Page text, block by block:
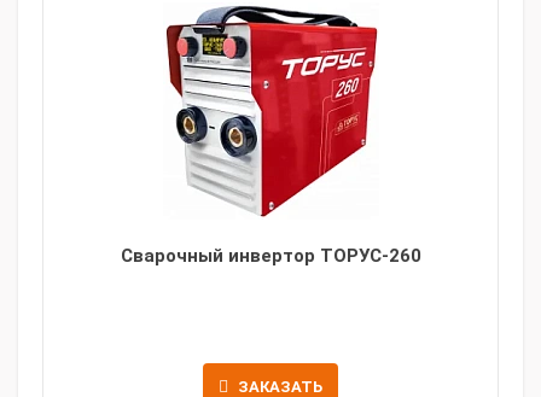
Сварочный инвертор ТОРУС-260
ЗАКАЗАТЬ